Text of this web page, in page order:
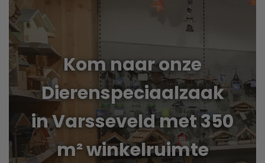
Kom naar onze
Dierenspeciaalzaak
in Varsseveld met 350
m² winkelruimte